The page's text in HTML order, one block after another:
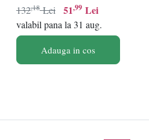
51,99 Lei
132,18 Lei
valabil pana la 31 aug.
Adauga in cos